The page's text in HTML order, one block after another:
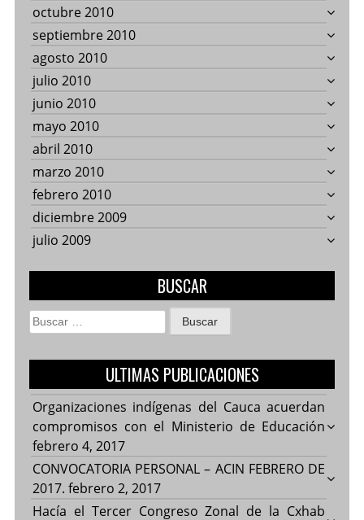
octubre 2010
septiembre 2010
agosto 2010
julio 2010
junio 2010
mayo 2010
abril 2010
marzo 2010
febrero 2010
diciembre 2009
julio 2009
BUSCAR
Buscar:
ULTIMAS PUBLICACIONES
Organizaciones indígenas del Cauca acuerdan
compromisos con el Ministerio de Educación
febrero 4, 2017
CONVOCATORIA PERSONAL – ACIN FEBRERO DE
2017. febrero 2, 2017
Hacía el Tercer Congreso Zonal de la Cxhab